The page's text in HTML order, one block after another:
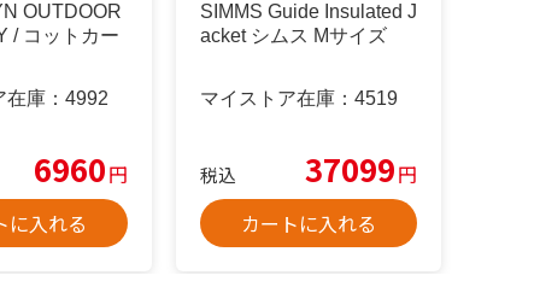
OUTDOOR
/ コットカー
庫： 4992
6960円
に入れる
SIMMS Guide Insulated J
acket シムス Mサイズ
マイストア在庫： 4519
税込 37099円
カートに入れる